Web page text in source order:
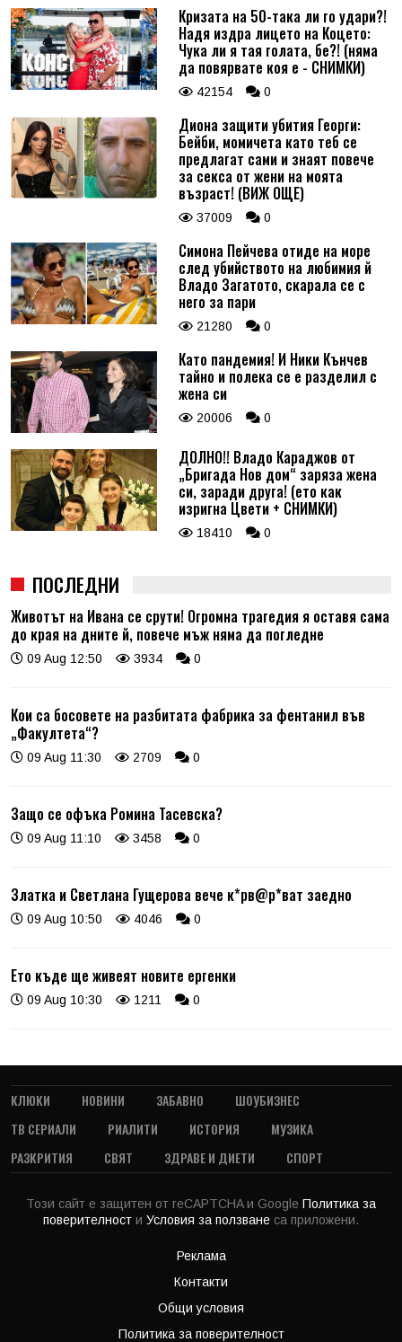
Кризата на 50-така ли го удари?!
Надя издра лицето на Коцето:
Чука ли я тая голата, бе?! (няма
да повярвате коя е - СНИМКИ)
42154 0
Диона защити убития Георги:
Бейби, момичета като теб се
предлагат сами и знаят повече
за секса от жени на моята
възраст! (ВИЖ ОЩЕ)
37009 0
Симона Пейчева отиде на море
след убийството на любимия й
Владо Загатото, скарала се с
него за пари
21280 0
Като пандемия! И Ники Кънчев
тайно и полека се е разделил с
жена си
20006 0
ДОЛНО!! Владо Караджов от
„Бригада Нов дом“ заряза жена
си, заради друга! (ето как
изригна Цвети + СНИМКИ)
18410 0
ПОСЛЕДНИ
Животът на Ивана се срути! Огромна трагедия я оставя сама
до края на дните й, повече мъж няма да погледне
09 Aug 12:50 3934 0
Кои са босовете на разбитата фабрика за фентанил във
„Факултета“?
09 Aug 11:30 2709 0
Защо се офъка Ромина Тасевска?
09 Aug 11:10 3458 0
Златка и Светлана Гущерова вече к*рв@р*ват заедно
09 Aug 10:50 4046 0
Ето къде ще живеят новите ергенки
09 Aug 10:30 1211 0
КЛЮКИ НОВИНИ ЗАБАВНО
ШОУБИЗНЕС
ТВ СЕРИАЛИ
РИАЛИТИ ИСТОРИЯ
МУЗИКА
РАЗКРИТИЯ
СВЯТ ЗДРАВЕ И ДИЕТИ СПОРТ
Този сайт е защитен от reCAPTCHA и Google Политика за
поверителност и Условия за ползване са приложени.
Реклама
Контакти
Общи условия
Политика за поверителност